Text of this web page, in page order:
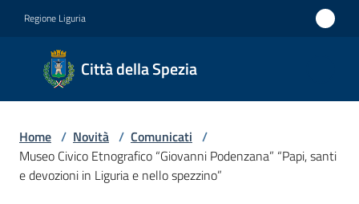
Regione Liguria
Città della Spezia
Città
della
Medaglia
d'oro al
Home / Novità / Comunicati /
Museo Civico Etnografico “Giovanni Podenzana” “Papi, santi
e devozioni in Liguria e nello spezzino”